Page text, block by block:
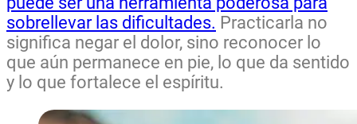
sobrellevar las dificultades. Practicarla no
significa negar el dolor, sino reconocer lo
que aún permanece en pie, lo que da sentido
y lo que fortalece el espíritu.